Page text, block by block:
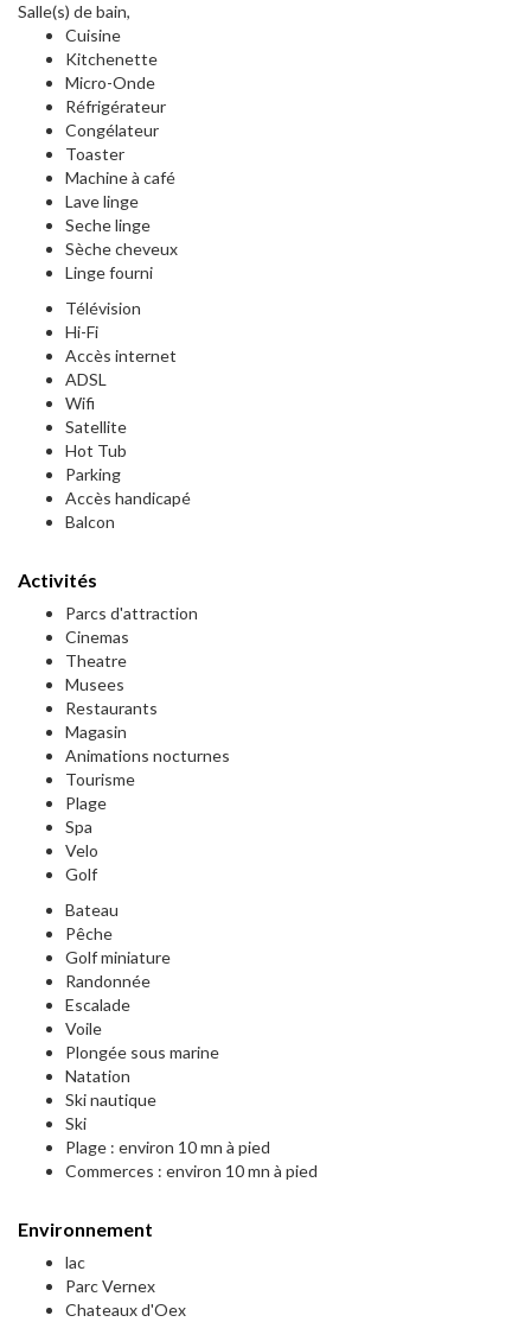
Salle(s) de bain,
Cuisine
Kitchenette
Micro-Onde
Réfrigérateur
Congélateur
Toaster
Machine à café
Lave linge
Seche linge
Sèche cheveux
Linge fourni
Télévision
Hi-Fi
Accès internet
ADSL
Wifi
Satellite
Hot Tub
Parking
Accès handicapé
Balcon
Activités
Parcs d'attraction
Cinemas
Theatre
Musees
Restaurants
Magasin
Animations nocturnes
Tourisme
Plage
Spa
Velo
Golf
Bateau
Pêche
Golf miniature
Randonnée
Escalade
Voile
Plongée sous marine
Natation
Ski nautique
Ski
Plage : environ 10 mn à pied
Commerces : environ 10 mn à pied
Environnement
lac
Parc Vernex
Chateaux d'Oex